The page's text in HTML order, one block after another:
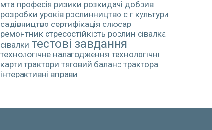
мта професія ризики розкидачі добрив
розробки уроків рослинництво с г культури
садівництво сертифікація слюсар
ремонтник стресостійкість рослин сівалка
сівалки тестові завдання
технологічне налагодження технологічні
карти трактори тяговий баланс трактора
інтерактивні вправи